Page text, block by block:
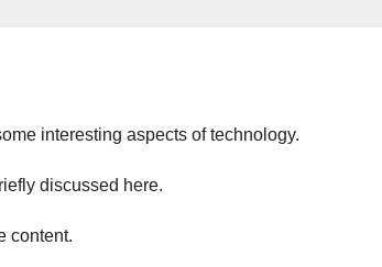
interesting aspects of technology.
discussed here.
content.